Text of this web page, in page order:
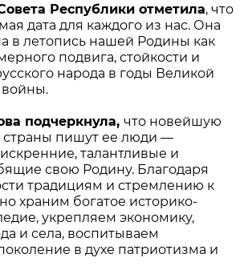
Республики отметила, что
дата для каждого из нас. Она
в летопись нашей Родины как
подвига, стойкости и
народа в годы Великой
подчеркнула, что новейшую
пишут ее люди —
талантливые и
свою Родину. Благодаря
традициям и стремлению к
храним богатое историко-
укрепляем экономику,
и села, воспитываем
в духе патриотизма и